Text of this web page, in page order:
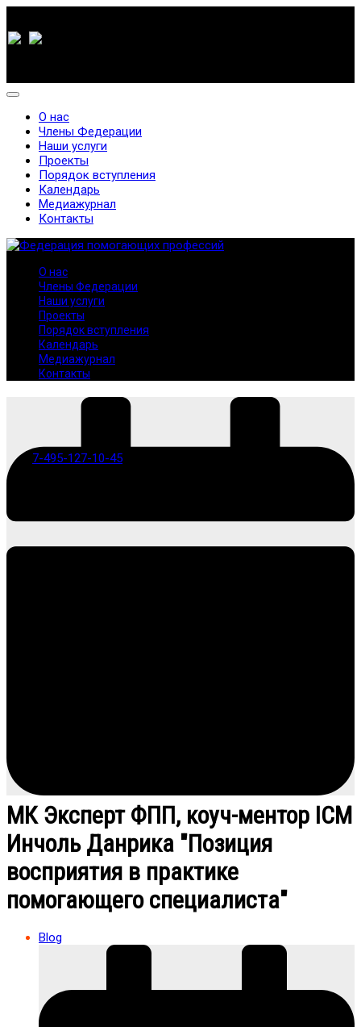
7-495-127-10-45
О нас
Члены Федерации
Наши услуги
Проекты
Порядок вступления
Календарь
Медиажурнал
Контакты
О нас
Члены Федерации
Наши услуги
Проекты
Порядок вступления
Календарь
Медиажурнал
Контакты
МК Эксперт ФПП, коуч-ментор ICM
Инчоль Данрика "Позиция
восприятия в практике
помогающего специалиста"
Blog